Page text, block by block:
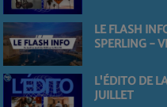
LE FLASH
SPERLING -
L'ÉDITO DE
JUILLET